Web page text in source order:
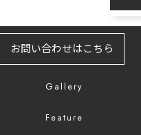
お問い合わせはこちら
Gallery
Feature